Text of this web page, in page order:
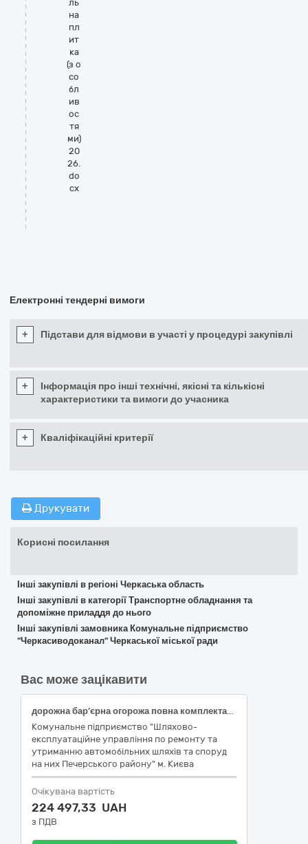
ль
на
пл
ит
ка
(з о
со
бл
ив
ос
тя
ми)
20
26.
do
cx
Електронні тендерні вимоги
+ Підстави для відмови в участі у процедурі закупівлі
+
Інформація про інші технічні, якісні та кількісні
характеристики та вимоги до учасника
+ Кваліфікаційні критерії
Друкувати
Корисні посилання
Інші закупівлі в регіоні Черкаська область
Інші закупівлі в категорії Транспортне обладнання та
допоміжне приладдя до нього
Інші закупівлі замовника Комунальне підприємство
"Черкасиводоканал" Черкаської міської ради
Вас може зацікавити
дорожна бар’єрна огорожа повна комплектація (Код за ДК 021:2015- 34920000-2 Дорожнє обладнання)
Комунальне підприємство "Шляхово-
експлуатаційне управління по ремонту та
утриманню автомобільних шляхів та споруд
на них Печерського району" м. Києва
Очікувана вартість
224 497,33 UAH
з ПДВ